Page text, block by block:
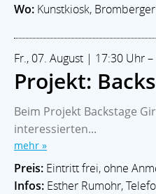
Wo: Kunstkiosk,
Fr., 07. August | 17:30 Uhr
Projekt:
Beim Projekt Backstage
interessierten...
mehr »
Preis: Eintritt frei, ohne
Infos: Esther Rumohr,